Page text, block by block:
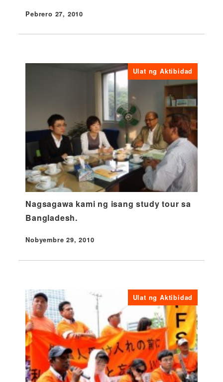
Nai-publish
Pebrero 27, 2010
Ulat ng Aktibidad
Nagsagawa kami ng isang study tour sa
Bangladesh.
Nai-publish
Nobyembre 29, 2010
Ulat ng Aktibidad